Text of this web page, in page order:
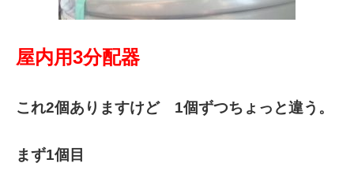
屋内用3分配器
これ2個ありますけど 1個ずつちょっと違う。
まず1個目